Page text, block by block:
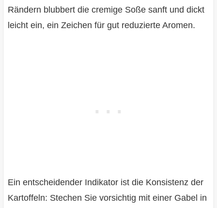
Rändern blubbert die cremige Soße sanft und dickt
leicht ein, ein Zeichen für gut reduzierte Aromen.
Ein entscheidender Indikator ist die Konsistenz der
Kartoffeln: Stechen Sie vorsichtig mit einer Gabel in